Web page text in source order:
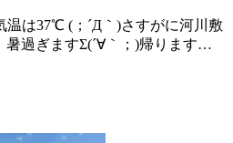
は37℃ (；´Д｀)さすがに河川敷
暑過ぎますΣ(´∀｀；)帰ります…